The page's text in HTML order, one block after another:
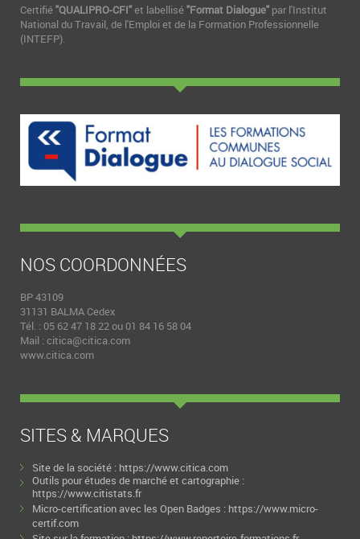
Certifié"QUALIPRO-CFI"et labellisé"Format Dialogue" par l'Institut
National du Travail, de l'Emploi et de la Formation Professionnelle
(INTEFP).
NOS COORDONNÉES
BP 43109
31131 BALMA Cedex
Tél. : 05 62 47 18 22 ou 01 84 16 58 04
Mail : citica@citica.com
www.citica.com
SITES & MARQUES
Site de la société : https://www.citica.com
Outils pour études de marché et cartographie :
https://www.citistats.fr
Micro-certification avec les Open Badges : https://www.micro-
certif.com